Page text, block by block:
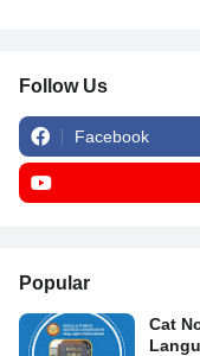
Follow Us
Facebook
Popular
Cat